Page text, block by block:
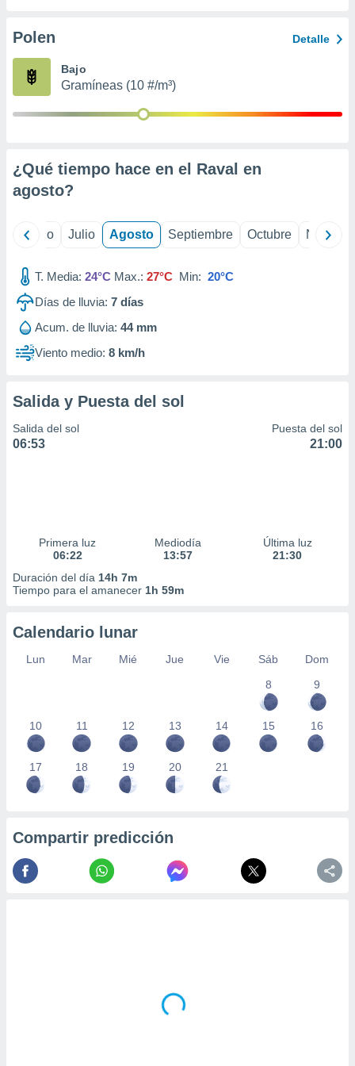
e
mediante
de
1199
Polen Detalle
Bajo
Gramíneas (10 #/m³)
¿Qué tiempo hace en el Raval en
agosto?
Junio Julio Agosto Septiembre Octubre
T. Media: 24°C Max.: 27°C Min: 20°C
Días de lluvia: 7 días
Acum. de lluvia: 44 mm
Viento medio: 8 km/h
Salida y Puesta del sol
Salida del sol
06:53
Puesta del sol
21:00
Primera luz
06:22
Mediodía
13:57
Última luz
21:30
Duración del día 14h 7m
Tiempo para el amanecer 1h 59m
Calendario lunar
Lun Mar Mié Jue Vie Sáb
Dom
8
9
10 11 12 13 14 15 16
17 18 19 20 21
Compartir predicción